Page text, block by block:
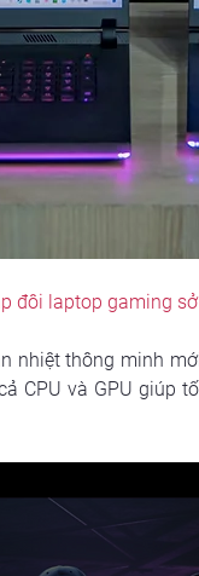
đôi laptop gaming
nhiệt thông minh
CPU và GPU giúp